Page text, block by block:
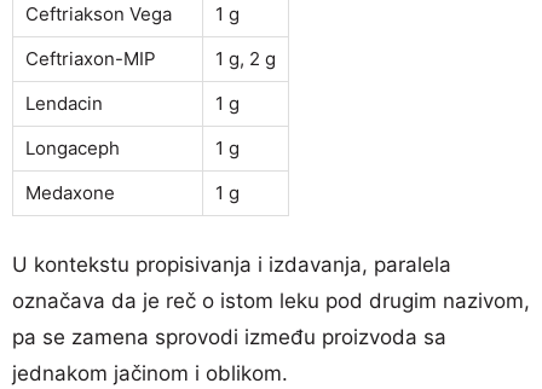
Ceftriakson Vega
1 g
Ceftriaxon-MIP
1 g, 2 g
Lendacin
1 g
Longaceph
1 g
Medaxone
1 g
U kontekstu propisivanja i izdavanja, paralela
označava da je reč o istom leku pod drugim nazivom,
pa se zamena sprovodi između proizvoda sa
jednakom jačinom i oblikom.